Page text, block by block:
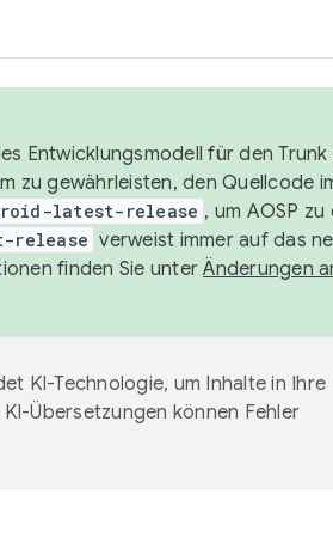
Entwicklungsmodell für den
gewährleisten, den Quellcode
latest-release , um AOSP
release verweist immer auf das
finden Sie unterÄnderungen
KI-Technologie, um Inhalte in Ihre
Übersetzungen können Fehler